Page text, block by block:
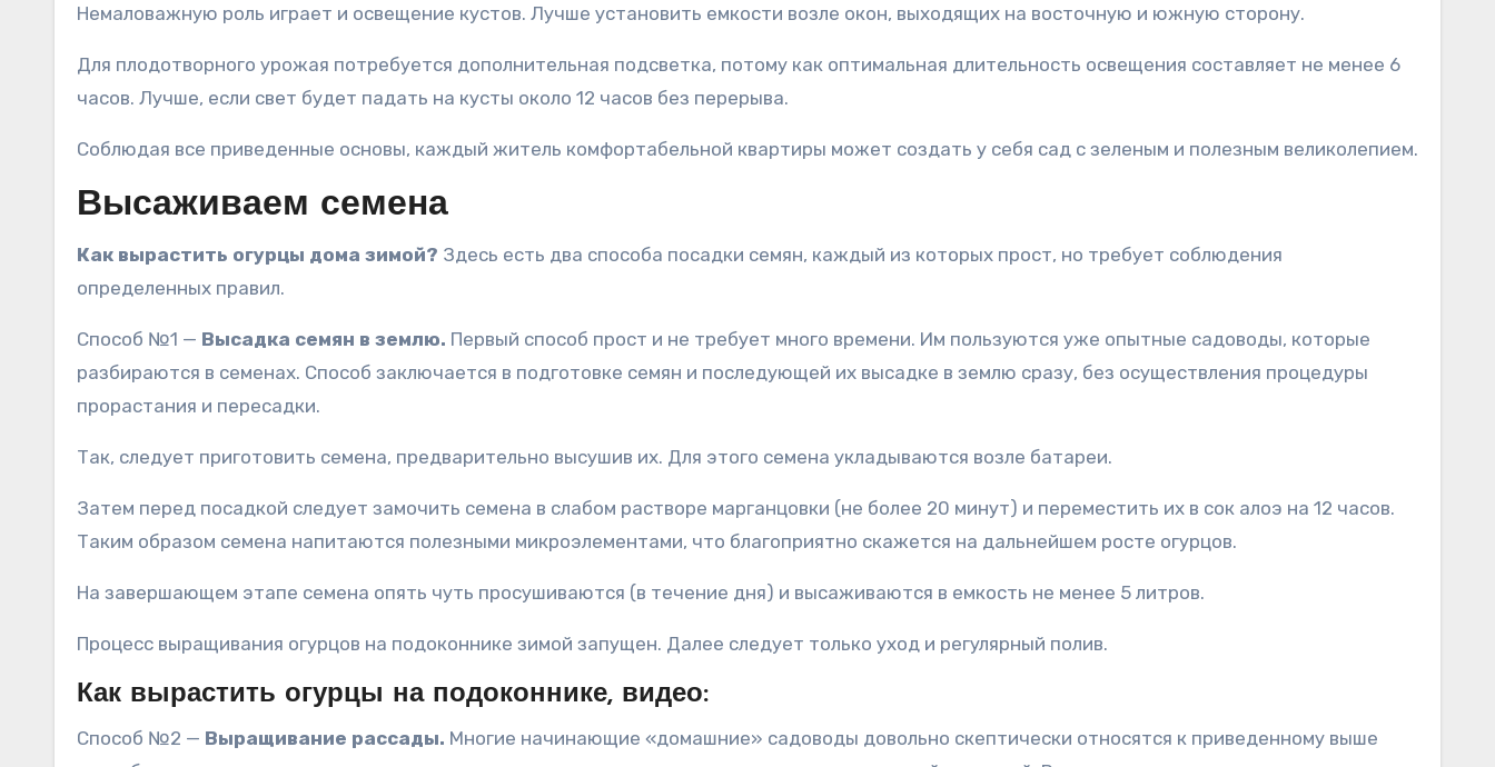
Немаловажную роль играет и освещение кустов. Лучше установить емкости возле окон, выходящих на восточную и южную сторону.
Для плодотворного урожая потребуется дополнительная подсветка, потому как оптимальная длительность освещения составляет не менее 6
часов. Лучше, если свет будет падать на кусты около 12 часов без перерыва.
Соблюдая все приведенные основы, каждый житель комфортабельной квартиры может создать у себя сад с зеленым и полезным великолепием.
Высаживаем семена
Как вырастить огурцы дома зимой? Здесь есть два способа посадки семян, каждый из которых прост, но требует соблюдения
определенных правил.
Способ №1 — Высадка семян в землю. Первый способ прост и не требует много времени. Им пользуются уже опытные садоводы, которые
разбираются в семенах. Способ заключается в подготовке семян и последующей их высадке в землю сразу, без осуществления процедуры
прорастания и пересадки.
Так, следует приготовить семена, предварительно высушив их. Для этого семена укладываются возле батареи.
Затем перед посадкой следует замочить семена в слабом растворе марганцовки (не более 20 минут) и переместить их в сок алоэ на 12 часов.
Таким образом семена напитаются полезными микроэлементами, что благоприятно скажется на дальнейшем росте огурцов.
На завершающем этапе семена опять чуть просушиваются (в течение дня) и высаживаются в емкость не менее 5 литров.
Процесс выращивания огурцов на подоконнике зимой запущен. Далее следует только уход и регулярный полив.
Как вырастить огурцы на подоконнике, видео:
Способ №2 — Выращивание рассады. Многие начинающие «домашние» садоводы довольно скептически относятся к приведенному выше